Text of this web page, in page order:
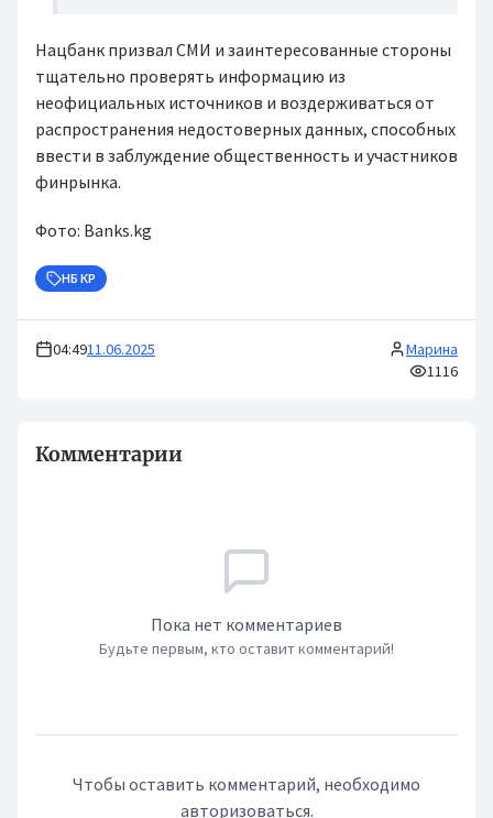
Нацбанк призвал СМИ и заинтересованные стороны
тщательно проверять информацию из
неофициальных источников и воздерживаться от
распространения недостоверных данных, способных
ввести в заблуждение общественность и участников
финрынка.
Фото: Banks.kg
НБ КР
04:4911.06.2025
Марина
1116
Комментарии
Пока нет комментариев
Будьте первым, кто оставит комментарий!
Чтобы оставить комментарий, необходимо
авторизоваться.